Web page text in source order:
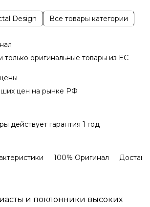
Design Все товары категории
оригинальные товары из EC
цен на рынке РФ
действует гарантия 1 год
100% Оригинал
и поклонники высоких